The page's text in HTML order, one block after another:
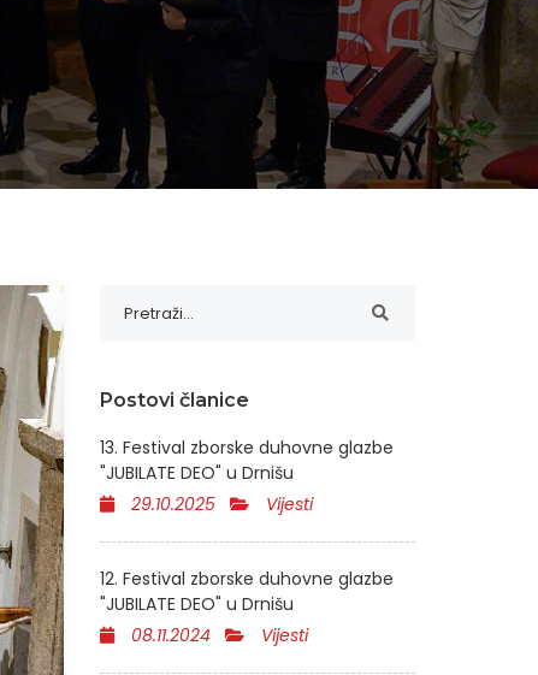
Postovi članice
13. Festival zborske duhovne glazbe
"JUBILATE DEO" u Drnišu
29.10.2025
Vijesti
12. Festival zborske duhovne glazbe
"JUBILATE DEO" u Drnišu
08.11.2024
Vijesti